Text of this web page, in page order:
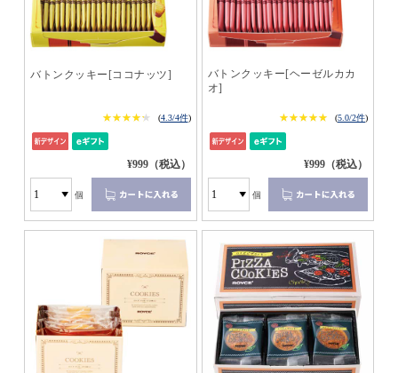
バトンクッキー[ココナッツ]
★★★★★
★★★★★ (4.3/4件)
¥999（税込）
個
バトンクッキー[ヘーゼルカカ
オ]
★★★★★
★★★★★ (5.0/2件)
¥999（税込）
個